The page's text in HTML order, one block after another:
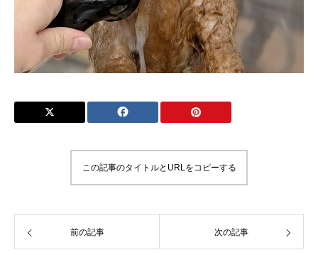
この記事のタイトルとURLをコピーする
前の記事 次の記事